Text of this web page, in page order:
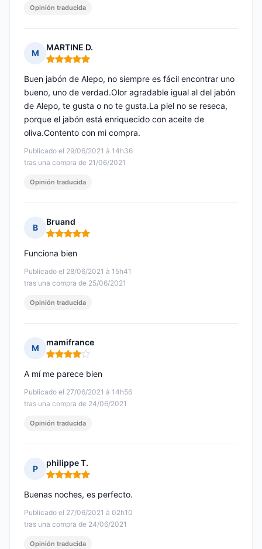
Opinión traducida
M
MARTINE D.
Nota: 5 de 5
Publicado el 29/06/2021 à 14h36
tras una compra de 21/06/2021
Buen jabón de Alepo, no siempre es fácil encontrar uno
bueno, uno de verdad.Olor agradable igual al del jabón
de Alepo, te gusta o no te gusta.La piel no se reseca,
porque el jabón está enriquecido con aceite de
oliva.Contento con mi compra.
Opinión traducida
B
Bruand
Nota: 5 de 5
Publicado el 28/06/2021 à 15h41
tras una compra de 25/06/2021
Funciona bien
Opinión traducida
M
mamifrance
Nota: 4 de 5
Publicado el 27/06/2021 à 14h56
tras una compra de 24/06/2021
A mí me parece bien
Opinión traducida
P
philippe T.
Nota: 5 de 5
Publicado el 27/06/2021 à 02h10
tras una compra de 24/06/2021
Buenas noches, es perfecto.
Opinión traducida